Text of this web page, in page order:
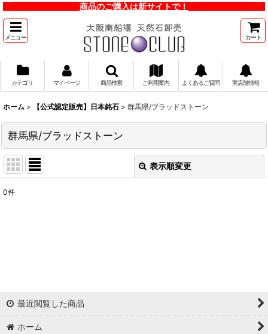
商品のご購入は新サイトで！
メニュー カート
カテゴリ マイページ 商品検索 ご利用案内 よくあるご質問 実店舗情報
ホーム > 【公式認定販売】日本銘石 > 群馬県/ブラッドストーン
群馬県/ブラッドストーン
表示順変更
0件
最近閲覧した商品
ホーム